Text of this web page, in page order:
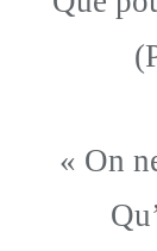
« On